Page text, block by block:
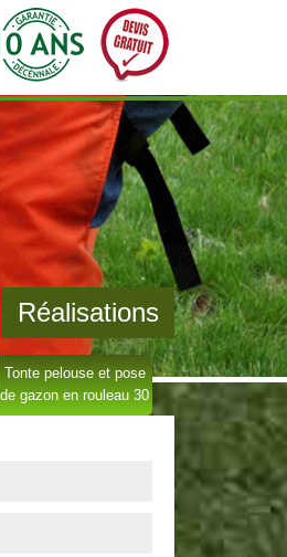
Réalisations
Tonte pelouse et pose
de gazon en rouleau 30